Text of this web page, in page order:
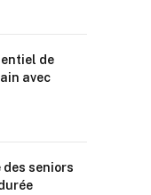
de
avec
des seniors